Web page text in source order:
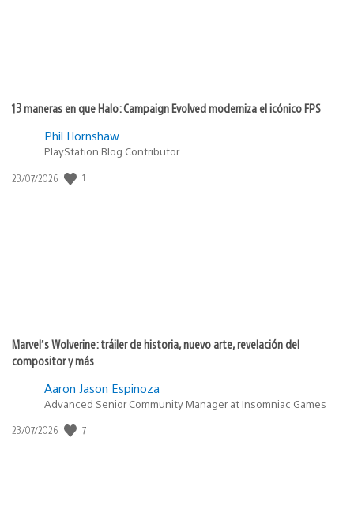
13 maneras en que Halo: Campaign Evolved moderniza el icónico FPS
Phil Hornshaw
PlayStation Blog Contributor
Fecha
23/07/2026 1
Marvel’s Wolverine: tráiler de historia, nuevo arte, revelación del
compositor y más
Aaron Jason Espinoza
Advanced Senior Community Manager at Insomniac Games
Fecha
23/07/2026 7